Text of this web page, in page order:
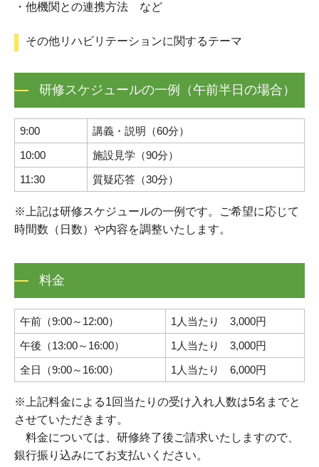
・他機関との連携方法 など
その他リハビリテーションに関するテーマ
研修スケジュールの一例（午前半日の場合）
9:00
講義・説明（60分）
10:00
施設見学（90分）
11:30
質疑応答（30分）
※上記は研修スケジュールの一例です。ご希望に応じて
時間数（日数）や内容を調整いたします。
料金
午前（9:00～12:00）
1人当たり 3,000円
午後（13:00～16:00）
1人当たり 3,000円
全日（9:00～16:00）
1人当たり 6,000円
※上記料金による1回当たりの受け入れ人数は5名までと
させていただきます。
料金については、研修終了後ご請求いたしますので、
銀行振り込みにてお支払いください。